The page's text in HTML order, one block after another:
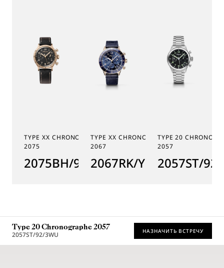
TYPE XX CHRONOGRAPHE
2075
2075BH/99/398
TYPE XX CHRONOGRAPHE
2067
2067RK/Y9/9WU
TYPE 20
2057
2057ST/
Type 20 Chronographe 2057
2057ST/92/3WU НАЗНАЧИТЬ ВСТРЕЧУ